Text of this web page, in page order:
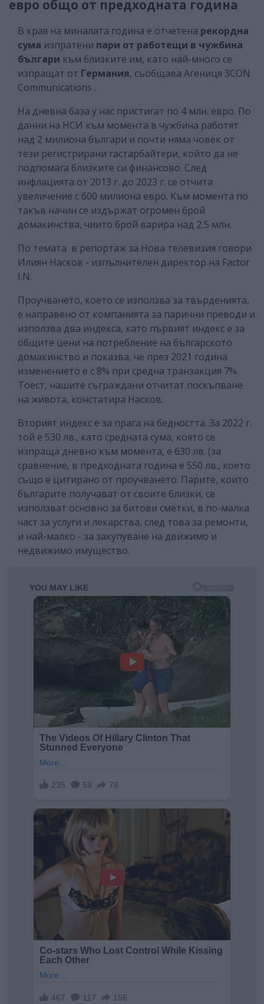
евро общо от предходната година
В края на миналата година е отчетена рекордна
сума изпратени пари от работещи в чужбина
българи към близките им, като най-много се
изпращат от Германия, съобщава Агениця 3CON
Communications .
На дневна база у нас пристигат по 4 млн. евро. По
данни на НСИ към момента в чужбина работят
над 2 милиона българи и почти няма човек от
тези регистрирани гастарбайтери, който да не
подпомага близките си финансово. След
инфлацията от 2013 г. до 2023 г. се отчита
увеличение с 600 милиона евро. Към момента по
такъв начин се издържат огромен брой
домакинства, чиито брой варира над 2,5 млн.
По темата в репортаж за Нова телевизия говори
Илиян Насков - изпълнителен директор на Factor
I.N.
Проучването, което се използва за твърденията,
е направено от компанията за парични преводи и
използва два индекса, като първият индекс е за
общите цени на потребление на българското
домакинство и показва, че през 2021 година
изменението е с 8% при средна транзакция 7%.
Тоест, нашите съграждани отчитат поскъпване
на живота, констатира Насков.
Вторият индекс е за прага на бедността. За 2022 г.
той е 530 лв., като средната сума, която се
изпраща дневно към момента, е 630 лв. (за
сравнение, в предходната година е 550 лв., което
също е цитирано от проучването. Парите, които
българите получават от своите близки, се
използват основно за битови сметки, в по-малка
част за услуги и лекарства, след това за ремонти,
и най-малко - за закупуване на движимо и
недвижимо имущество.